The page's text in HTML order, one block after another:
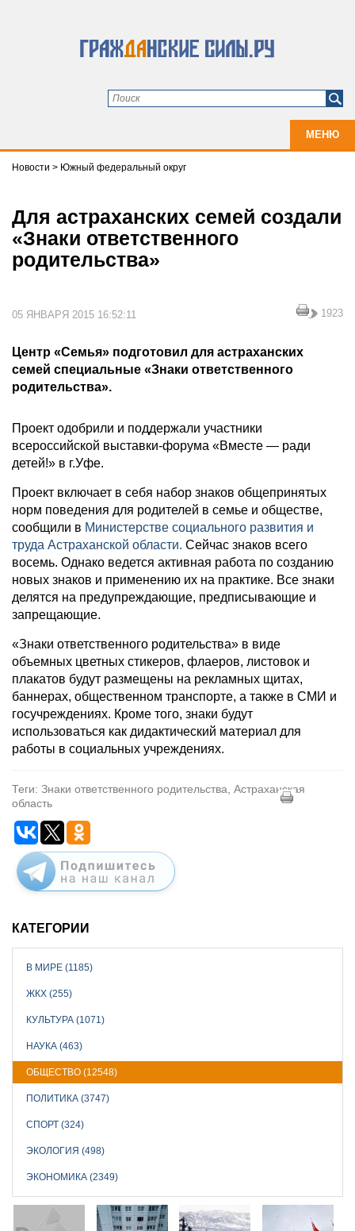
МЕНЮ
Новости > Южный федеральный округ
Для астраханских семей создали
«Знаки ответственного
родительства»
05 ЯНВАРЯ 2015 16:52:11 1923
Центр «Семья» подготовил для астраханских
семей специальные «Знаки ответственного
родительства».
Проект одобрили и поддержали участники
всероссийской выставки-форума «Вместе — ради
детей!» в г.Уфе.
Проект включает в себя набор знаков общепринятых
норм поведения для родителей в семье и обществе,
сообщили в Министерстве социального развития и
труда Астраханской области. Сейчас знаков всего
восемь. Однако ведется активная работа по созданию
новых знаков и применению их на практике. Все знаки
делятся на предупреждающие, предписывающие и
запрещающие.
«Знаки ответственного родительства» в виде
объемных цветных стикеров, флаеров, листовок и
плакатов будут размещены на рекламных щитах,
баннерах, общественном транспорте, а также в СМИ и
госучреждениях. Кроме того, знаки будут
использоваться как дидактический материал для
работы в социальных учреждениях.
Теги: Знаки ответственного родительства, Астраханская
область
КАТЕГОРИИ
В МИРЕ (1185)
ЖКХ (255)
КУЛЬТУРА (1071)
НАУКА (463)
ОБЩЕСТВО (12548)
ПОЛИТИКА (3747)
СПОРТ (324)
ЭКОЛОГИЯ (498)
ЭКОНОМИКА (2349)